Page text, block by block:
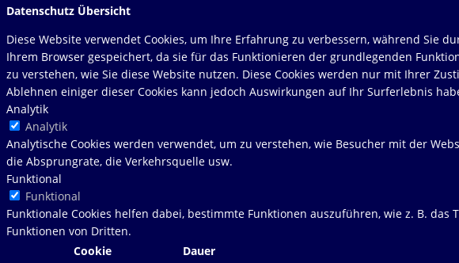
Datenschutz Übersicht
Diese Website verwendet Cookies, um Ihre Erfahrung zu verbessern, während Sie
Ihrem Browser gespeichert, da sie für das Funktionieren der grundlegenden
zu verstehen, wie Sie diese Website nutzen. Diese Cookies werden nur mit Ihrer
Ablehnen einiger dieser Cookies kann jedoch Auswirkungen auf Ihr Surferlebnis
Analytik
Analytik
Analytische Cookies werden verwendet, um zu verstehen, wie Besucher mit der
die Absprungrate, die Verkehrsquelle usw.
Funktional
Funktional
Funktionale Cookies helfen dabei, bestimmte Funktionen auszuführen, wie z. B.
Funktionen von Dritten.
Cookie
Dauer